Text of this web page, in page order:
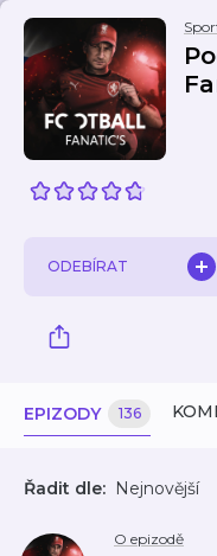
ODEBÍRAT
EPIZODY 136
Řadit dle: Nejnovější
O epizodě